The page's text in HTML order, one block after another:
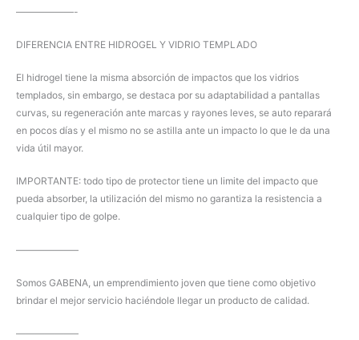
——————-
DIFERENCIA ENTRE HIDROGEL Y VIDRIO TEMPLADO
El hidrogel tiene la misma absorción de impactos que los vidrios
templados, sin embargo, se destaca por su adaptabilidad a pantallas
curvas, su regeneración ante marcas y rayones leves, se auto reparará
en pocos días y el mismo no se astilla ante un impacto lo que le da una
vida útil mayor.
IMPORTANTE: todo tipo de protector tiene un limite del impacto que
pueda absorber, la utilización del mismo no garantiza la resistencia a
cualquier tipo de golpe.
——————–
Somos GABENA, un emprendimiento joven que tiene como objetivo
brindar el mejor servicio haciéndole llegar un producto de calidad.
——————–